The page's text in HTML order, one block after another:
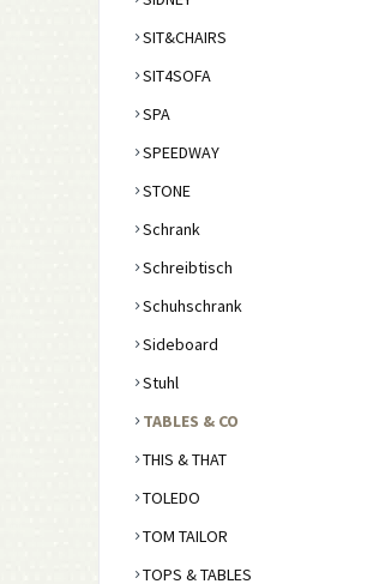
SIT&CHAIRS
SIT4SOFA
SPA
SPEEDWAY
STONE
Schrank
Schreibtisch
Schuhschrank
Sideboard
Stuhl
TABLES & CO
THIS & THAT
TOLEDO
TOM TAILOR
TOPS & TABLES